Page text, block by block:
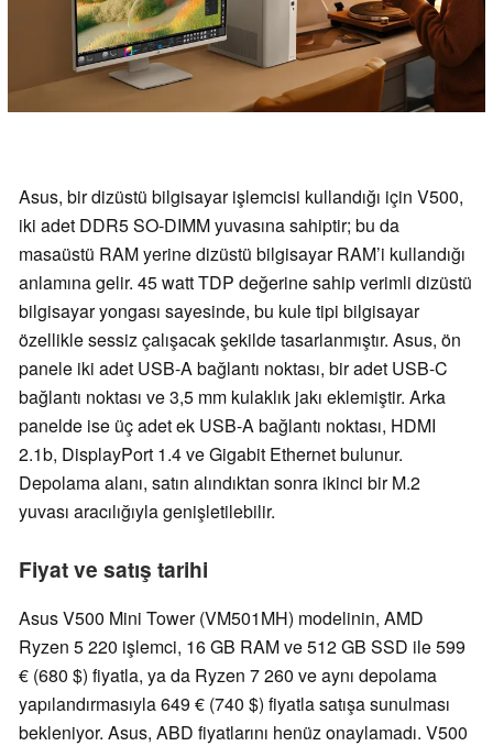
Asus, bir dizüstü bilgisayar işlemcisi kullandığı için V500,
iki adet DDR5 SO-DIMM yuvasına sahiptir; bu da
masaüstü RAM yerine dizüstü bilgisayar RAM’i kullandığı
anlamına gelir. 45 watt TDP değerine sahip verimli dizüstü
bilgisayar yongası sayesinde, bu kule tipi bilgisayar
özellikle sessiz çalışacak şekilde tasarlanmıştır. Asus, ön
panele iki adet USB-A bağlantı noktası, bir adet USB-C
bağlantı noktası ve 3,5 mm kulaklık jakı eklemiştir. Arka
panelde ise üç adet ek USB-A bağlantı noktası, HDMI
2.1b, DisplayPort 1.4 ve Gigabit Ethernet bulunur.
Depolama alanı, satın alındıktan sonra ikinci bir M.2
yuvası aracılığıyla genişletilebilir.
Fiyat ve satış tarihi
Asus V500 Mini Tower (VM501MH) modelinin, AMD
Ryzen 5 220 işlemci, 16 GB RAM ve 512 GB SSD ile 599
€ (680 $) fiyatla, ya da Ryzen 7 260 ve aynı depolama
yapılandırmasıyla 649 € (740 $) fiyatla satışa sunulması
bekleniyor. Asus, ABD fiyatlarını henüz onaylamadı. V500